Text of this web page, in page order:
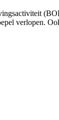
verlopen.